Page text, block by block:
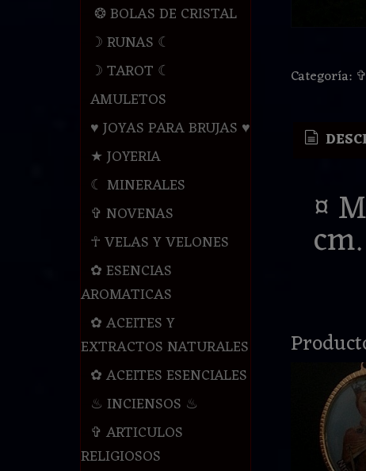
❂ BOLAS DE CRISTAL
☽ RUNAS ☾
☽ TAROT ☾
AMULETOS
♥ JOYAS PARA BRUJAS ♥
★ JOYERIA
☾ MINERALES
✞ NOVENAS
☥ VELAS Y VELONES
✿ ESENCIAS
AROMATICAS
✿ ACEITES Y
EXTRACTOS NATURALES
✿ ACEITES ESENCIALES
♨ INCIENSOS ♨
✞ ARTICULOS
RELIGIOSOS
Categoría:
¤
cm.